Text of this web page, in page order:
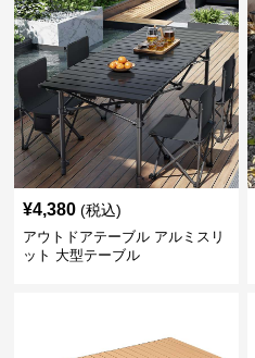
¥4,380 (税込)
アウトドアテーブル アルミスリ
ット 大型テーブル